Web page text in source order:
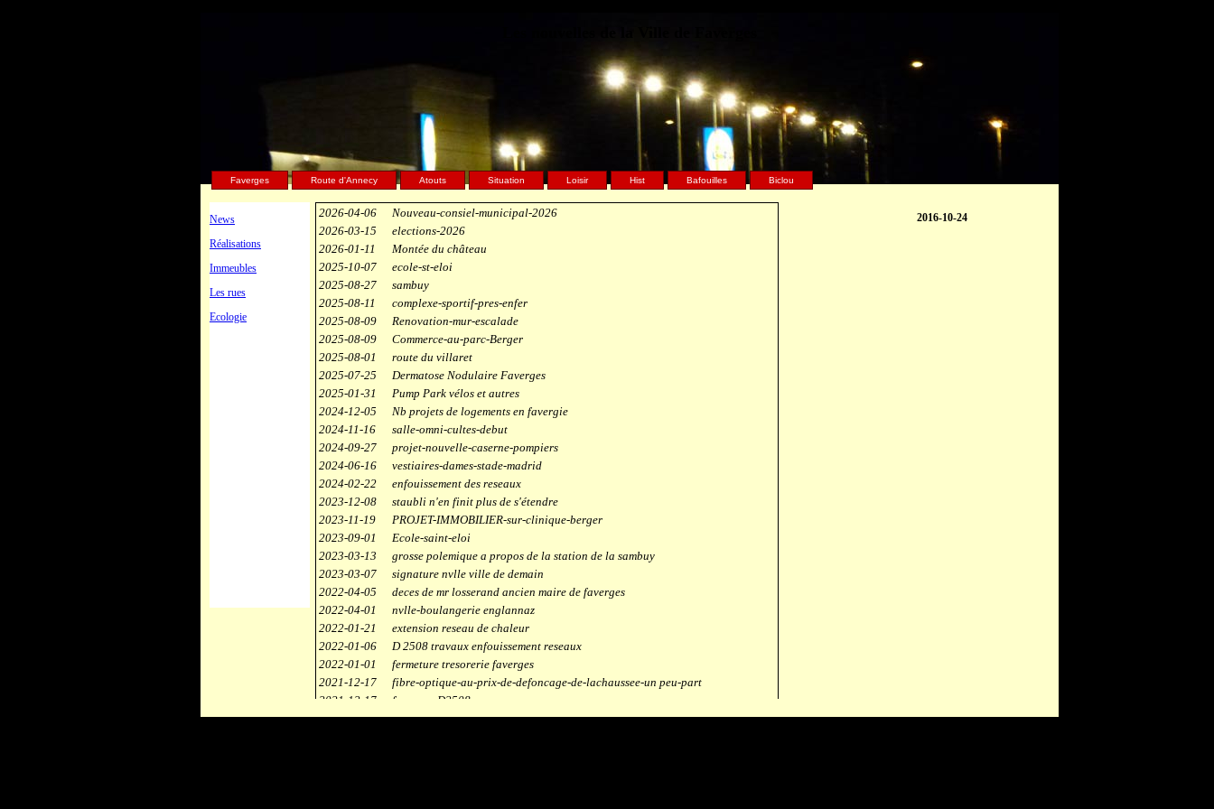
News
Réalisations
Immeubles
Les rues
Ecologie
Faverges Route d'Annecy Atouts Situation Loisir Hist Bafouilles Biclou
2026-04-06
Nouveau-consiel-municipal-2026
2026-03-15
elections-2026
2026-01-11
Montée du château
2025-10-07
ecole-st-eloi
2025-08-27
sambuy
2025-08-11
complexe-sportif-pres-enfer
2025-08-09
Renovation-mur-escalade
2025-08-09
Commerce-au-parc-Berger
2025-08-01
route du villaret
2025-07-25
Dermatose Nodulaire Faverges
2025-01-31
Pump Park vélos et autres
2024-12-05
Nb projets de logements en favergie
2024-11-16
salle-omni-cultes-debut
2024-09-27
projet-nouvelle-caserne-pompiers
2024-06-16
vestiaires-dames-stade-madrid
2024-02-22
enfouissement des reseaux
2023-12-08
staubli n'en finit plus de s'étendre
2023-11-19
PROJET-IMMOBILIER-sur-clinique-berger
2023-09-01
Ecole-saint-eloi
2023-03-13
grosse polemique a propos de la station de la sambuy
2023-03-07
signature nvlle ville de demain
2022-04-05
deces de mr losserand ancien maire de faverges
2022-04-01
nvlle-boulangerie englannaz
2022-01-21
extension reseau de chaleur
2022-01-06
D 2508 travaux enfouissement reseaux
2022-01-01
fermeture tresorerie faverges
2021-12-17
fibre-optique-au-prix-de-defoncage-de-lachaussee-un peu-part
2021-12-17
faverges-D2508
2021-12-17
staubli
2016-10-24